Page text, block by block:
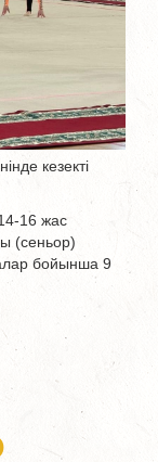
кезекті
16 жас
(сеньор)
бойынша 9